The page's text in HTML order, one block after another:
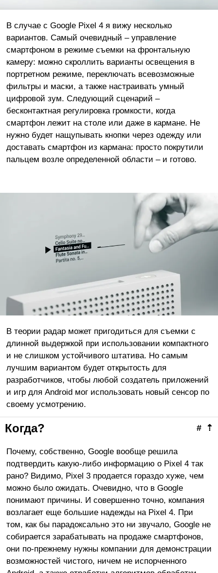
В случае с Google Pixel 4 я вижу несколько
вариантов. Самый очевидный – управление
смартфоном в режиме съемки на фронтальную
камеру: можно скроллить варианты освещения в
портретном режиме, переключать всевозможные
фильтры и маски, а также настраивать умный
цифровой зум. Следующий сценарий –
бесконтактная регулировка громкости, когда
смартфон лежит на столе или даже в кармане. Не
нужно будет нащупывать кнопки через одежду или
доставать смартфон из кармана: просто покрутили
пальцем возле определенной области – и готово.
В теории радар может пригодиться для съемки с
длинной выдержкой при использовании компактного
и не слишком устойчивого штатива. Но самым
лучшим вариантом будет открытость для
разработчиков, чтобы любой создатель приложений
и игр для Android мог использовать новый сенсор по
своему усмотрению.
⇡
#
Когда?
Почему, собственно, Google вообще решила
подтвердить какую-либо информацию о Pixel 4 так
рано? Видимо, Pixel 3 продается гораздо хуже, чем
можно было ожидать. Очевидно, что в Google
понимают причины. И совершенно точно, компания
возлагает еще большие надежды на Pixel 4. При
том, как бы парадоксально это ни звучало, Google не
собирается зарабатывать на продаже смартфонов,
они по-прежнему нужны компании для демонстрации
возможностей чистого, ничем не испорченного